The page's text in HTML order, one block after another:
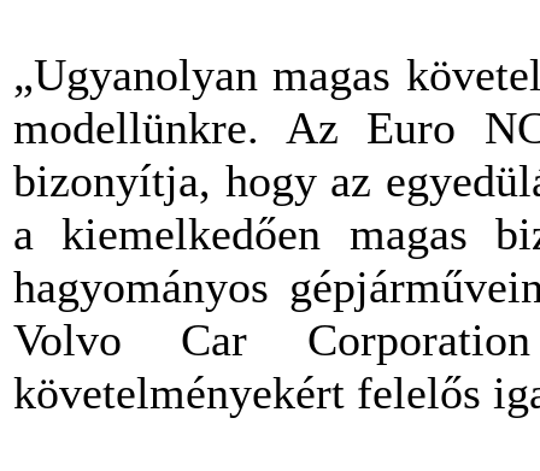
„Ugyanolyan magas
modellünkre. Az Euro
bizonyítja, hogy az
a kiemelkedően magas
hagyományos
Volvo Car
követelményekért felelős